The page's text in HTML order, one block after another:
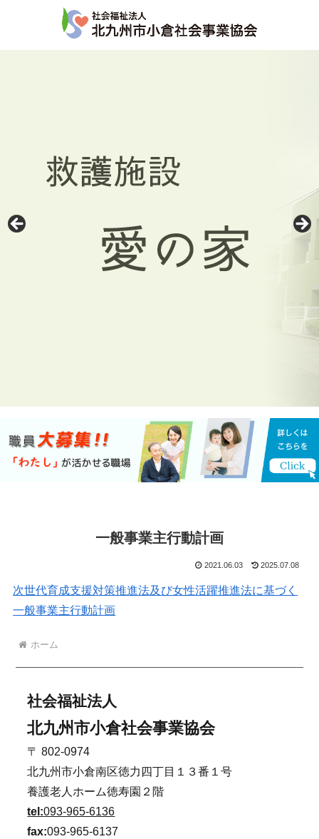
一般事業主行動計画
2021.06.03 2025.07.08
次世代育成支援対策推進法及び女性活躍推進法に基づく
一般事業主行動計画
ホーム
社会福祉法人
北九州市小倉社会事業協会
〒 802-0974
北九州市小倉南区徳力四丁目１３番１号
養護老人ホーム徳寿園２階
tel:093-965-6136
fax:093-965-6137